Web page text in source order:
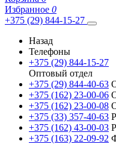
Избранное 0
+375 (29) 844-15-27
Назад
Телефоны
+375 (29) 844-15-27
Оптовый отдел
+375 (29) 844-40-63
+375 (162) 23-00-06
+375 (162) 23-00-08
+375 (33) 357-40-63
+375 (162) 43-00-03
+375 (163) 22-09-92